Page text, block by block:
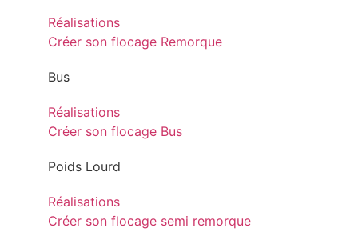
Réalisations
Créer son flocage Remorque
Bus
Réalisations
Créer son flocage Bus
Poids Lourd
Réalisations
Créer son flocage semi remorque